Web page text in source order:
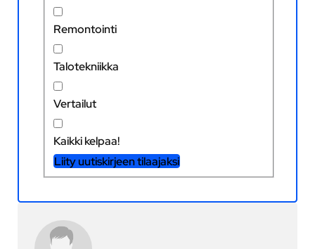
Remontointi
Talotekniikka
Vertailut
Kaikki kelpaa!
Liity uutiskirjeen tilaajaksi